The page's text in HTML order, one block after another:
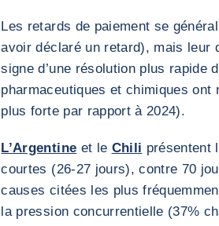
Les retards de paiement se
avoir déclaré un retard), mais leur
signe d’une résolution plus rapide
pharmaceutiques et chimiques
plus forte par rapport à 2024).
L’Argentine et le Chili présentent
courtes (26-27 jours), contre 70
causes citées les plus
la pression concurrentielle (37%